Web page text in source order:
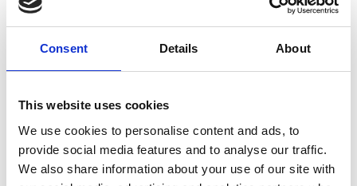
Consent Details About
This website uses cookies
We use cookies to personalise content and ads, to
provide social media features and to analyse our traffic.
We also share information about your use of our site with
svelta serie di appunti, chiacchere, fantasie; una
simpatica “cacatina”, come Federico la definiva. La
sceneggiatura fu presto fatta. L’inizio del film
Mastorna; come relitti di un naufragio, già
ortiche; ormai erano diventati veri ruderi romani. Lì
che doveva accentuare l’atmosfera demenziale;
“Mastorna” era la loro città, “che ha nome
Demenza”. Così scrissi una falsa poesia, attribuita